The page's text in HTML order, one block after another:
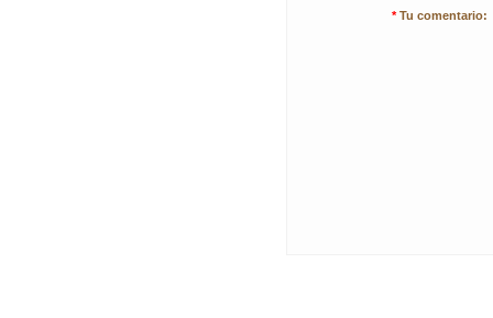
* Tu comentario: